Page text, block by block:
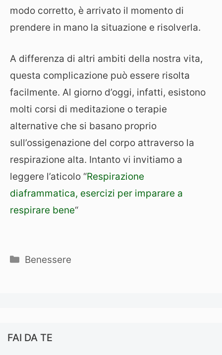
modo corretto, è arrivato il momento di
prendere in mano la situazione e risolverla.
A differenza di altri ambiti della nostra vita,
questa complicazione può essere risolta
facilmente. Al giorno d’oggi, infatti, esistono
molti corsi di meditazione o terapie
alternative che si basano proprio
sull’ossigenazione del corpo attraverso la
respirazione alta. Intanto vi invitiamo a
leggere l’aticolo “Respirazione
diaframmatica, esercizi per imparare a
respirare bene“
Categorie
Benessere
FAI DA TE